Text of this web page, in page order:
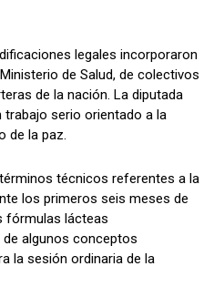
legales incorporaron
de Salud, de colectivos
de la nación. La diputada
serio orientado a la
de la paz.
técnicos referentes a la
los primeros seis meses de
fórmulas lácteas
algunos conceptos
la sesión ordinaria de la